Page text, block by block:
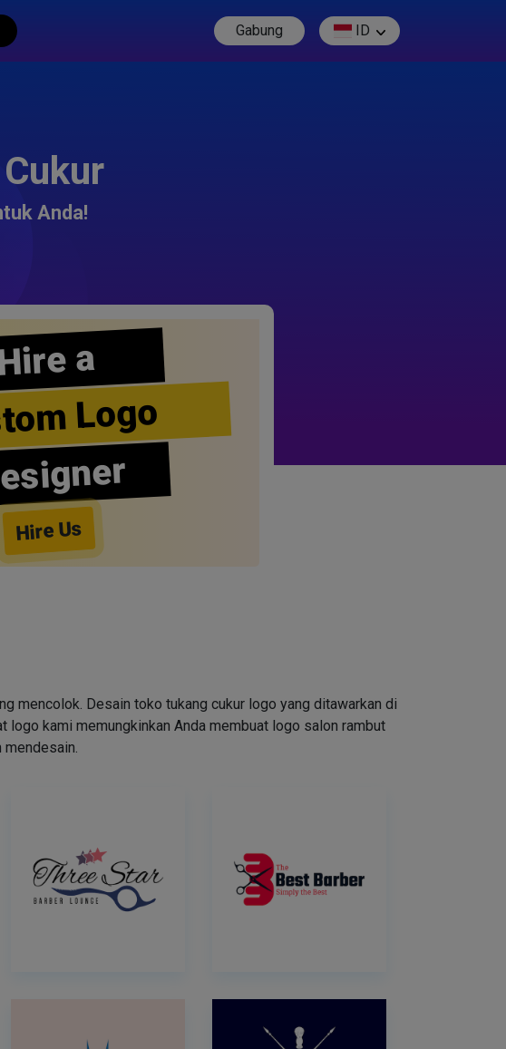
Gabung ID
Anda!
a
Logo
Hire Us
mencolok. Desain toko tukang cukur logo yang ditawarkan di
logo kami memungkinkan Anda membuat logo salon rambut